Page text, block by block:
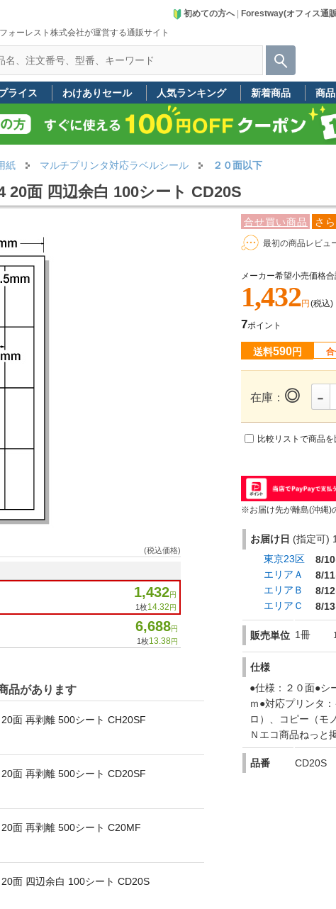
ォーレスト株式会社が運営する通販サイト
初めての方へ| Forestway(オフィス通
ライス わけありセール 人気ランキング 新着商品 商
紙 マルチプリンタ対応ラベルシール ２０面以下
面 四辺余白 100シート CD20S
合せ買い商品 さ
最初の商品レビュ
メーカー希望小売価格
1,432円 (税込)
7ポイント
送料590円
在庫： ◎ -
比較リストで商品
※お届け先が離島(沖縄)
お届け日 (指定可)
東京23区
8/10
エリアＡ
8/11
エリアＢ
8/12
エリアＣ
8/13
販売単位 1冊
仕様
●仕様：２０面●シ
ｍ●対応プリンタ
ロ）、コピー（モ
Ｎエコ商品ねっと
品番 CD20S
(税込価格)
1,432円
1枚14.32円
6,688円
1枚13.38円
品があります
面 再剥離 500シート CH20SF
面 再剥離 500シート CD20SF
面 再剥離 500シート C20MF
面 四辺余白 100シート CD20S